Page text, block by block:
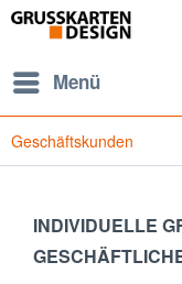
Menü
Geschäftskunden
INDIVIDUELLE